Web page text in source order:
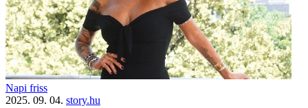
Napi friss
2025. 09. 04. story.hu